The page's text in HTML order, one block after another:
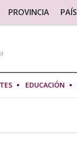
PROVINCIA PAÍS
EDUCACIÓN